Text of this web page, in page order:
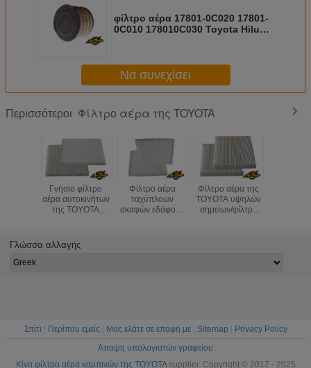
φίλτρο αέρα 17801-0C020 17801-
0C010 178010C030 Toyota Hilux,
Να συνεχίσει
Περισσότεροι Φίλτρο αέρα της TOYOTA
Γνήσιο φίλτρο
αέρα αυτοκινήτων
της TOYOTA
88568-02030
88568-12020
Φίλτρο αέρα
ταχύπλοων
σκαφών εδάφους
Φίλτρο αέρα της
TOYOTA υψηλών
σημείων/φίλτρο
Γλώσσα αλλαγής
Σπίτι Περίπου εμείς Μας ελάτε σε επαφή με| Sitemap
Privacy Policy
Άποψη υπολογιστών γραφείου
Κίνα φίλτρο αέρα καμπινών της TOYOTAsupplier. Copyright © 2017 - 2025